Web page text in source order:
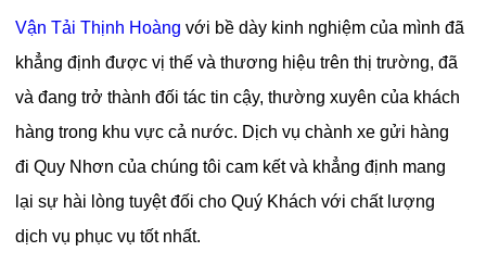
Vận Tải Thịnh Hoàng với bề dày kinh nghiệm của mình đã
khẳng định được vị thế và thương hiệu trên thị trường, đã
và đang trở thành đối tác tin cậy, thường xuyên của khách
hàng trong khu vực cả nước. Dịch vụ chành xe gửi hàng
đi Quy Nhơn của chúng tôi cam kết và khẳng định mang
lại sự hài lòng tuyệt đối cho Quý Khách với chất lượng
dịch vụ phục vụ tốt nhất.